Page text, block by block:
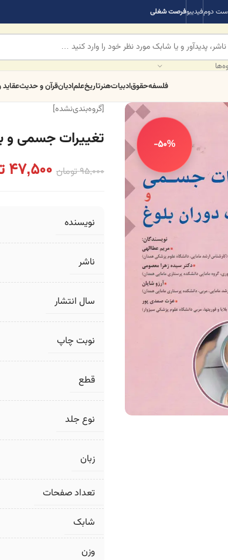
دومفیدیبوفرصت شغلی
فلسفهحقوقادبیاتهنرتاریخعلمادیانقرآن و حدیثعقاید
-50%
[گروه‌بندی‌نشده]
تغییرات جسمی و
95,000تومان 47,500
نویسنده
ناشر
سال انتشار
نوبت چاپ
قطع
نوع جلد
زبان
تعداد صفحات
شابک
وزن